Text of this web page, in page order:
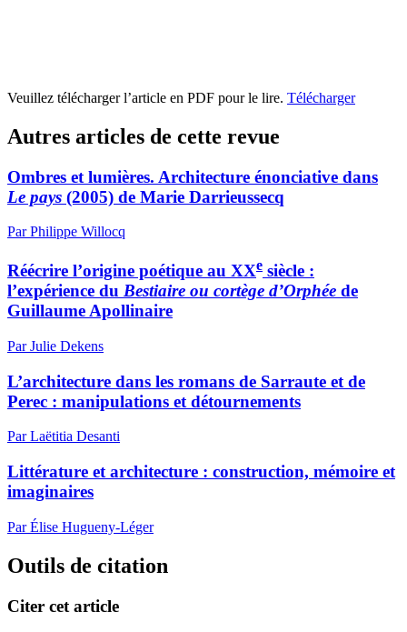
Veuillez télécharger l’article en PDF pour le lire. Télécharger
Autres articles de cette revue
Ombres et lumières. Architecture énonciative dans
Le pays (2005) de Marie Darrieussecq
Par Philippe Willocq
Réécrire l’origine poétique au XXe siècle :
l’expérience du Bestiaire ou cortège d’Orphée de
Guillaume Apollinaire
Par Julie Dekens
L’architecture dans les romans de Sarraute et de
Perec : manipulations et détournements
Par Laëtitia Desanti
Littérature et architecture : construction, mémoire et
imaginaires
Par Élise Hugueny-Léger
Outils de citation
Citer cet article